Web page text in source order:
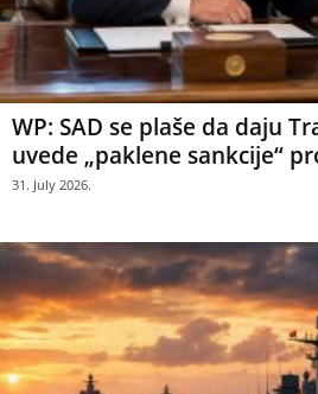
WP: SAD se plaše da daju
uvede „paklene sankcije“
31. July 2026.